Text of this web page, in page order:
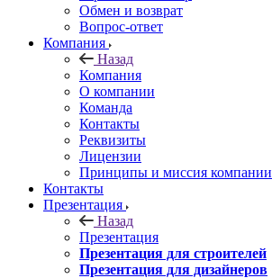
Обмен и возврат
Вопрос-ответ
Компания
Назад
Компания
О компании
Команда
Контакты
Реквизиты
Лицензии
Принципы и миссия компании
Контакты
Презентация
Назад
Презентация
Презентация для строителей
Презентация для дизайнеров